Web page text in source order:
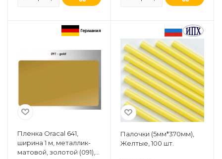
Пленка Oracal 641,
ширина 1 м, металлик-
матовой, золотой (091),
Палочки (5мм*370мм),
Желтые, 100 шт.